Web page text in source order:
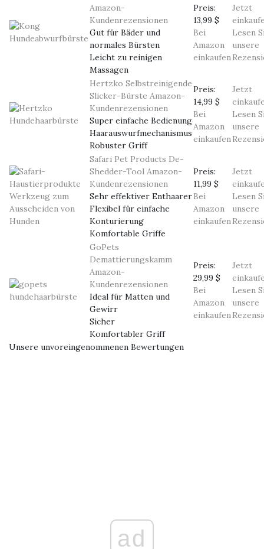
Amazon-
Kundenrezensionen
Gut für Bäder und
normales Bürsten
Leicht zu reinigen
Massagen
Preis:
13,99 $
Bei
Amazon
einkaufen
Jetzt
Lesen
unsere
Hertzko Selbstreinigende
Slicker-Bürste Amazon-
Kundenrezensionen
Super einfache Bedienung
Haarauswurfmechanismus
Robuster Griff
Preis:
14,99 $
Bei
Amazon
einkaufen
Jetzt
Lesen
unsere
Safari Pet Products De-
Shedder-Tool Amazon-
Kundenrezensionen
Sehr effektiver Enthaarer
Flexibel für einfache
Konturierung
Komfortable Griffe
Preis:
11,99 $
Bei
Amazon
einkaufen
Jetzt
Lesen
unsere
GoPets
Demattierungskamm
Amazon-
Kundenrezensionen
Ideal für Matten und
Gewirr
Sicher
Komfortabler Griff
Preis:
29,99 $
Bei
Amazon
einkaufen
Jetzt
Lesen
unsere
Unsere unvoreingenommenen Bewertungen
ad